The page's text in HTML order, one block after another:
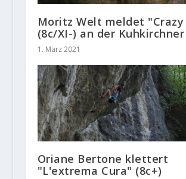
Moritz Welt meldet
(8c/XI-) an der Kuhkirchner
1. März 2021
Oriane Bertone klettert
"L'extrema Cura" (8c+)